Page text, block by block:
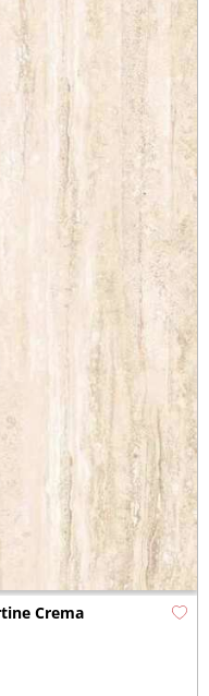
Crema